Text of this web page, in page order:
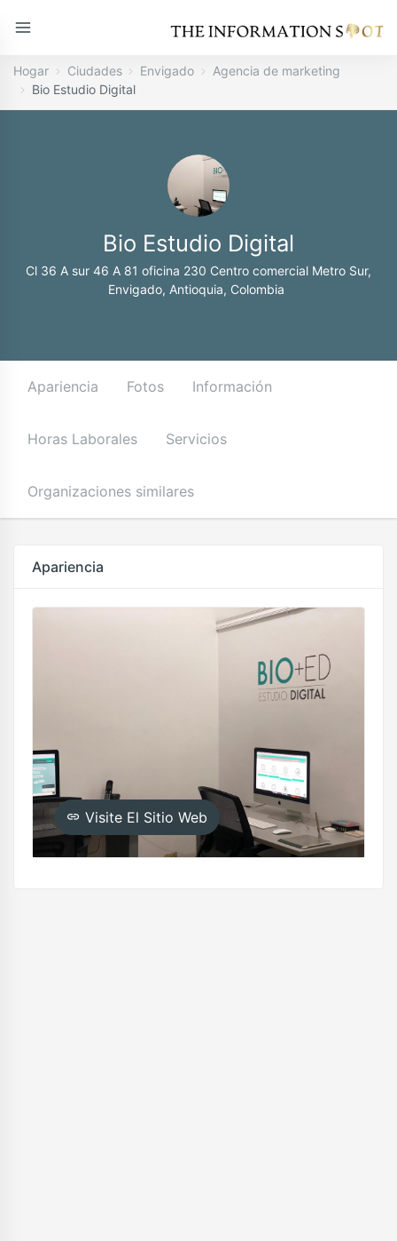
Hogar Ciudades Envigado
Agencia de marketing
Bio Estudio Digital
Bio Estudio Digital
Cl 36 A sur 46 A 81 oficina 230 Centro comercial Metro Sur,
Envigado, Antioquia, Colombia
Apariencia Fotos Información
Horas Laborales Servicios
Organizaciones similares
Apariencia
Visite El Sitio Web